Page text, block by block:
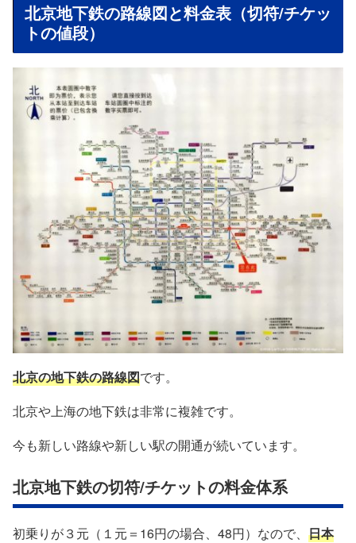
北京地下鉄の路線図と料金表（切符/チケッ
トの値段）
北京の地下鉄の路線図です。
北京や上海の地下鉄は非常に複雑です。
今も新しい路線や新しい駅の開通が続いています。
北京地下鉄の切符/チケットの料金体系
初乗りが３元（１元＝16円の場合、48円）なので、 日本